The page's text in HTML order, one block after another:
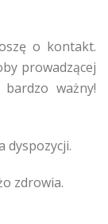
o kontakt.
prowadzącej
ważny!
dyspozycji.
zdrowia.